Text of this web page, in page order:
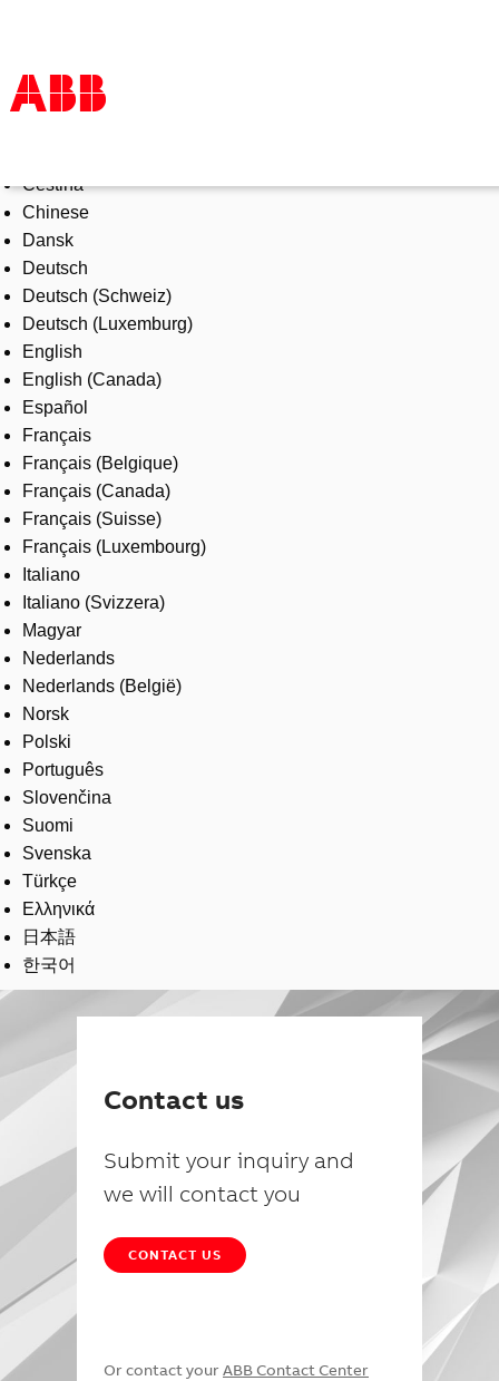
Products & Solutions
Industries
Services
About us
Where to buy
Contact us
Careers
Čeština
Chinese
Dansk
Deutsch
Deutsch (Schweiz)
Deutsch (Luxemburg)
English
English (Canada)
Español
Français
Français (Belgique)
Français (Canada)
Français (Suisse)
Français (Luxembourg)
Italiano
Italiano (Svizzera)
Magyar
Nederlands
Nederlands (België)
Norsk
Polski
Português
Slovenčina
Suomi
Svenska
Türkçe
Ελληνικά
日本語
한국어
Contact us
Submit your inquiry and
we will contact you
CONTACT US
Or contact your ABB Contact Center